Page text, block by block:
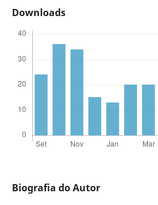
Downloads
Biografia do Autor